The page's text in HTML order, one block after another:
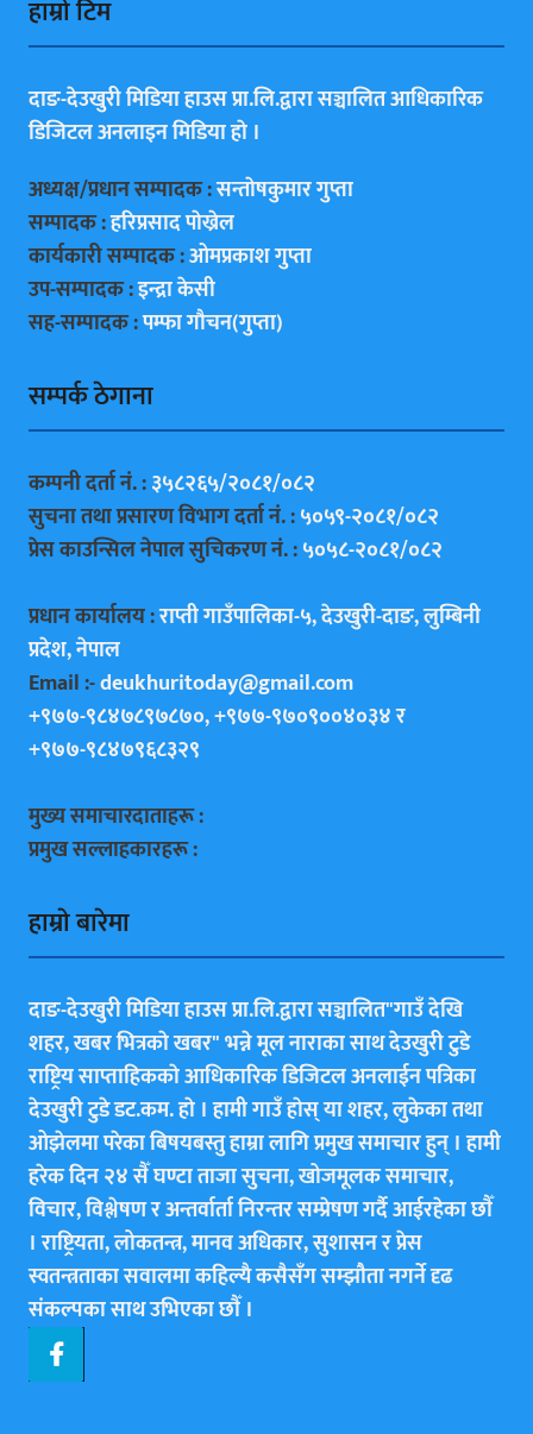
हाम्राे टिम
दाङ-देउखुरी मिडिया हाउस प्रा.लि.द्वारा सञ्चालित आधिकारिक
डिजिटल अनलाइन मिडिया हाे ।
अध्यक्ष/प्रधान सम्पादक :सन्ताेषकुमार गुप्ता
सम्पादक :हरिप्रसाद पाेख्रेल
कार्यकारी सम्पादक :ओमप्रकाश गुप्ता
उप-सम्पादक :इन्द्रा केसी
सह-सम्पादक :पम्फा गाैचन(गुप्ता)
सम्पर्क ठेगाना
कम्पनी दर्ता नं. :३५८२६५/२०८१/०८२
सुचना तथा प्रसारण विभाग दर्ता नं. :५०५९-२०८१/०८२
प्रेस काउन्सिल नेपाल सुचिकरण नं. :५०५८-२०८१/०८२
प्रधान कार्यालय :राप्ती गाउँपालिका-५, देउखुरी-दाङ, लुम्बिनी
प्रदेश, नेपाल
Email :-deukhuritoday@gmail.com
+९७७-९८४७८९७८७०, +९७७-९७०९००४०३४ र
+९७७-९८४७९६८३२९
मुख्य समाचारदाताहरू :
प्रमुख सल्लाहकारहरू :
हाम्राे बारेमा
दाङ-देउखुरी मिडिया हाउस प्रा.लि.द्वारा सञ्चालित"गाउँ देखि
शहर, खबर भित्रकाे खबर" भन्ने मूल नाराका साथ देउखुरी टुडे
राष्ट्रिय साप्ताहिककाे आधिकारिक डिजिटल अनलाईन पत्रिका
देउखुरी टुडे डट.कम. हाे । हामी गाउँ हाेस् या शहर, लुकेका तथा
ओझेलमा परेका बिषयबस्तु हाम्रा लागि प्रमुख समाचार हुन् । हामी
हरेक दिन २४ सैँ घण्टा ताजा सुचना, खोजमूलक समाचार,
विचार, विश्लेषण र अन्तर्वार्ता निरन्तर सम्प्रेषण गर्दै आईरहेका छाैँ
। राष्ट्रियता, लोकतन्त्र, मानव अधिकार, सुशासन र प्रेस
स्वतन्त्रताका सवालमा कहिल्यै कसैसँग सम्झौता नगर्ने दृढ
संकल्पका साथ उभिएका छाैँ ।